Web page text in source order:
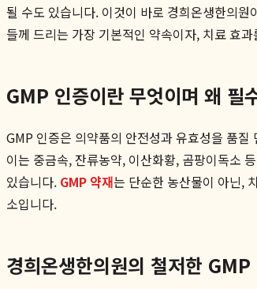
될 수도 있습니다. 이것이 바로 경희온생한의
들께 드리는 가장 기본적인 약속이자, 치료 효
GMP 인증이란 무엇이며 왜 필
GMP 인증은 의약품의 안전성과 유효성을 품
이는 중금속, 잔류농약, 이산화황, 곰팡이독소
있습니다. GMP 약재는 단순한 농산물이 아닌,
소입니다.
경희온생한의원의 철저한